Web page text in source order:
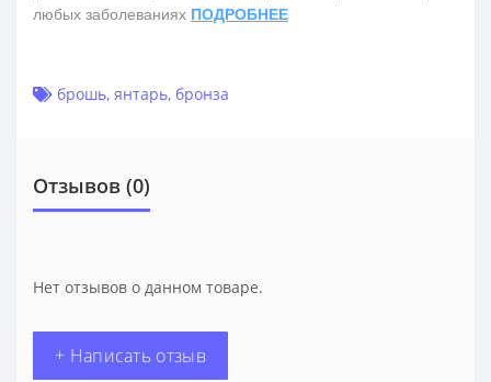
любых заболеваниях ПОДРОБНЕЕ
брошь, янтарь, бронза
Отзывов (0)
Нет отзывов о данном товаре.
+ Написать отзыв